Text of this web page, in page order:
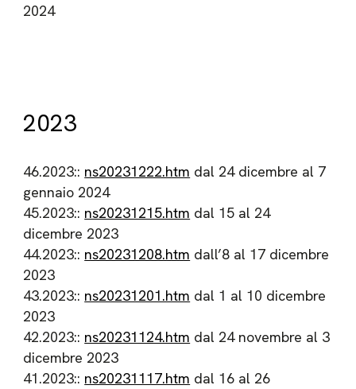
2024
2023
46.2023:: ns20231222.htm dal 24 dicembre al 7
gennaio 2024
45.2023:: ns20231215.htm dal 15 al 24
dicembre 2023
44.2023:: ns20231208.htm dall’8 al 17 dicembre
2023
43.2023:: ns20231201.htm dal 1 al 10 dicembre
2023
42.2023:: ns20231124.htm dal 24 novembre al 3
dicembre 2023
41.2023:: ns20231117.htm dal 16 al 26